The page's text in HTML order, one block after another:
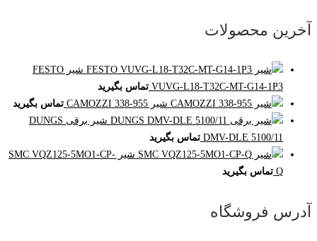
آخرین محصولات
شیر FESTO
VUVG-L18-T32C-MT-G14-1P3 تماس بگیرید
شیر CAMOZZI 338-955
تماس بگیرید
شیر برقی DUNGS
DMV-DLE 5100/11 تماس بگیرید
شیر SMC VQZ125-5MO1-CP-
Q تماس بگیرید
آدرس فروشگاه